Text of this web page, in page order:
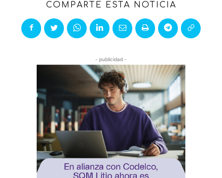
COMPARTE ESTA NOTICIA
- publicidad -